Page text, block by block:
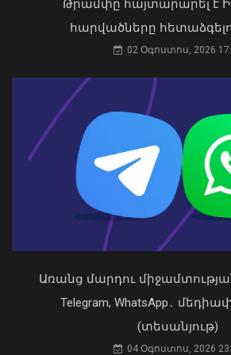
խաղահրապարակում՝ երկաթե
թիթեղների տակ. ոստիկաններն
քննիչները պարզում են երեխայի
ինքնությունը
10 Օգոստոս, 2026 22:34
Փաշինյանը փոխում է՝ «ԵՄ, թե՞
07 Օգոստոս, 2026 13:10
Չենք կարող հանրաքվե անել
շուրջ, որը գոյություն չունի․
Թրամփը հայտարարել է
հարվածները
02 Օգոստոս, 2026
Առանց մարդու
Telegram, WhatsApp․
(տեսանյութ)
04 Օգոստոս, 2026